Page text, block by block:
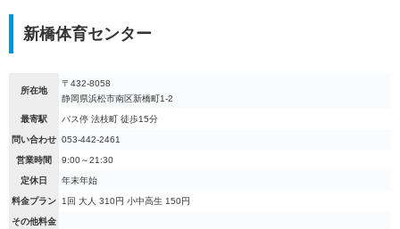
新橋体育センター
所在地
〒432-8058
静岡県浜松市南区新橋町1-2
最寄駅 バス停 法枝町 徒歩15分
問い合わせ 053-442-2461
営業時間 9:00～21:30
定休日 年末年始
料金プラン 1回 大人 310円 小中高生 150円
その他料金